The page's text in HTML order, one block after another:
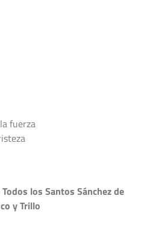
fuerza
los Santos Sánchez de
y Trillo